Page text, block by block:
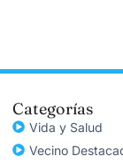
Categorías
Vida y Salud
Vecino